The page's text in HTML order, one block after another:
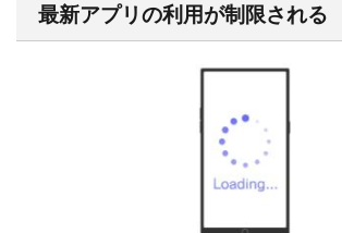
最新アプリの利用が制限される